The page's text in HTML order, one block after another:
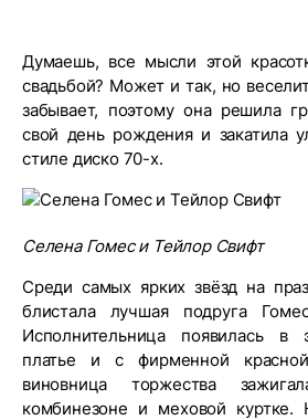
Думаешь, все мысли этой
свадьбой? Может и так, но
забывает, поэтому она решила
свой день рождения и закатила
стиле диско 70-х.
Селена Гомес и Тейлор Свифт
Среди самых ярких звёзд на
блистала лучшая подруга
Исполнительница появилась в
платье и с фирменной
виновница торжества
комбинезоне и меховой